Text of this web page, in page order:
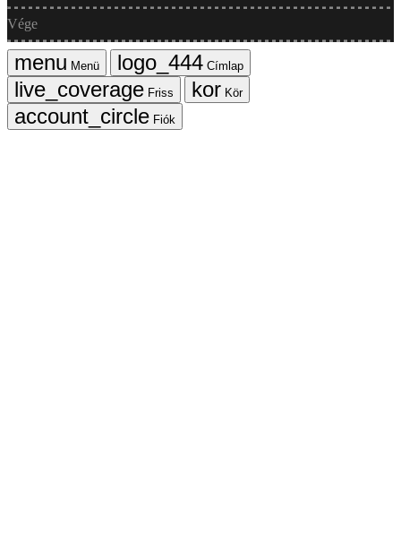
Vége
Menü
Címlap
Friss
Kör
Fiók